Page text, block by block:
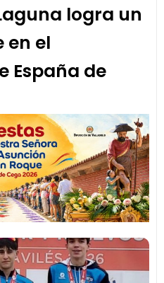
logra un
en el
España de